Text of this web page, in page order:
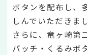
ボタンを配布し、
しんでいただきま
さらに、竜ヶ崎第
バッチ・くるみボ